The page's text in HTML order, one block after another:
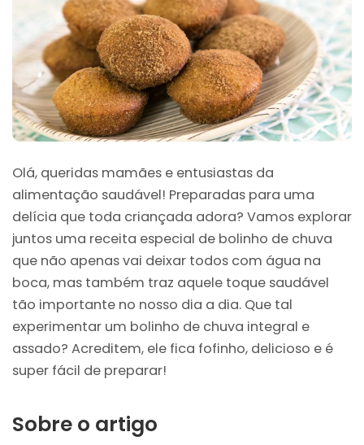
Olá, queridas mamães e entusiastas da
alimentação saudável! Preparadas para uma
delícia que toda criançada adora? Vamos explorar
juntos uma receita especial de bolinho de chuva
que não apenas vai deixar todos com água na
boca, mas também traz aquele toque saudável
tão importante no nosso dia a dia. Que tal
experimentar um bolinho de chuva integral e
assado? Acreditem, ele fica fofinho, delicioso e é
super fácil de preparar!
Sobre o artigo